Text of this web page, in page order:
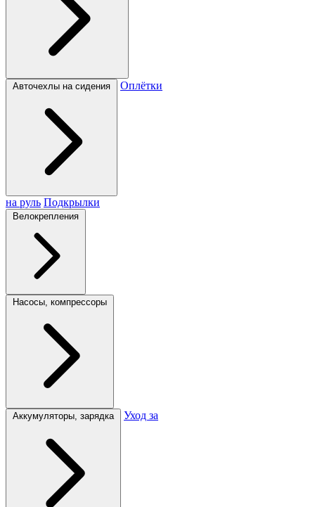
Авточехлы на сидения Оплётки
на руль Подкрылки
Велокрепления
Насосы, компрессоры
Аккумуляторы, зарядка Уход за